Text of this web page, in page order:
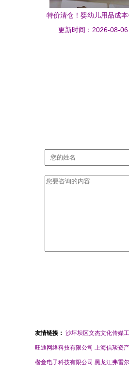
特价清仓！婴幼儿用品成
妈妈速抢
更新时间：2026-08-
友情链接： 沙坪坝区文杰文化传媒
旺通网络科技有限公司 上海信琰资
楷叁电子科技有限公司 黑龙江弗雷